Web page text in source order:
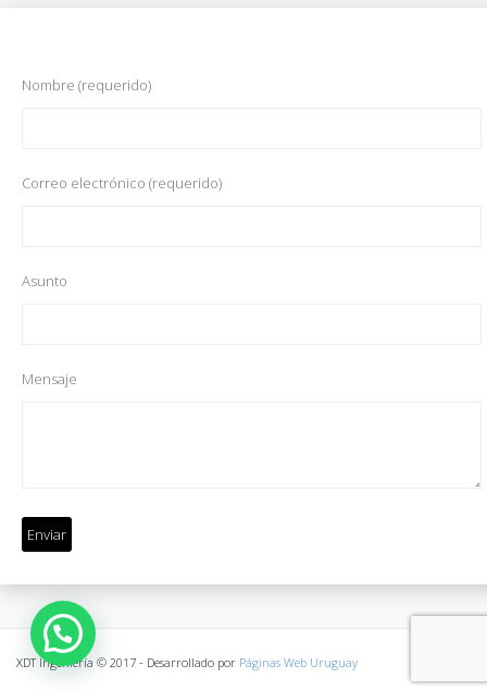
Nombre (requerido)
Correo electrónico (requerido)
Asunto
Mensaje
XDT Ingeniería © 2017 - Desarrollado por Páginas Web Uruguay